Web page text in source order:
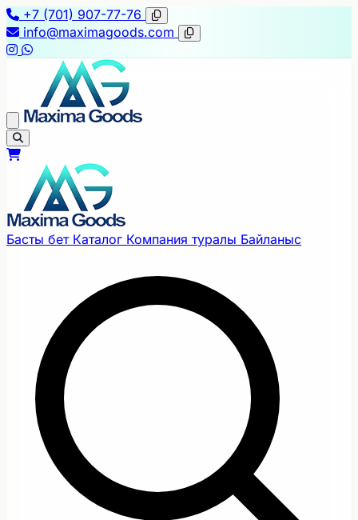
+7 (701) 907-77-76
info@maximagoods.com
Басты бет Каталог Компания туралы Байланыс